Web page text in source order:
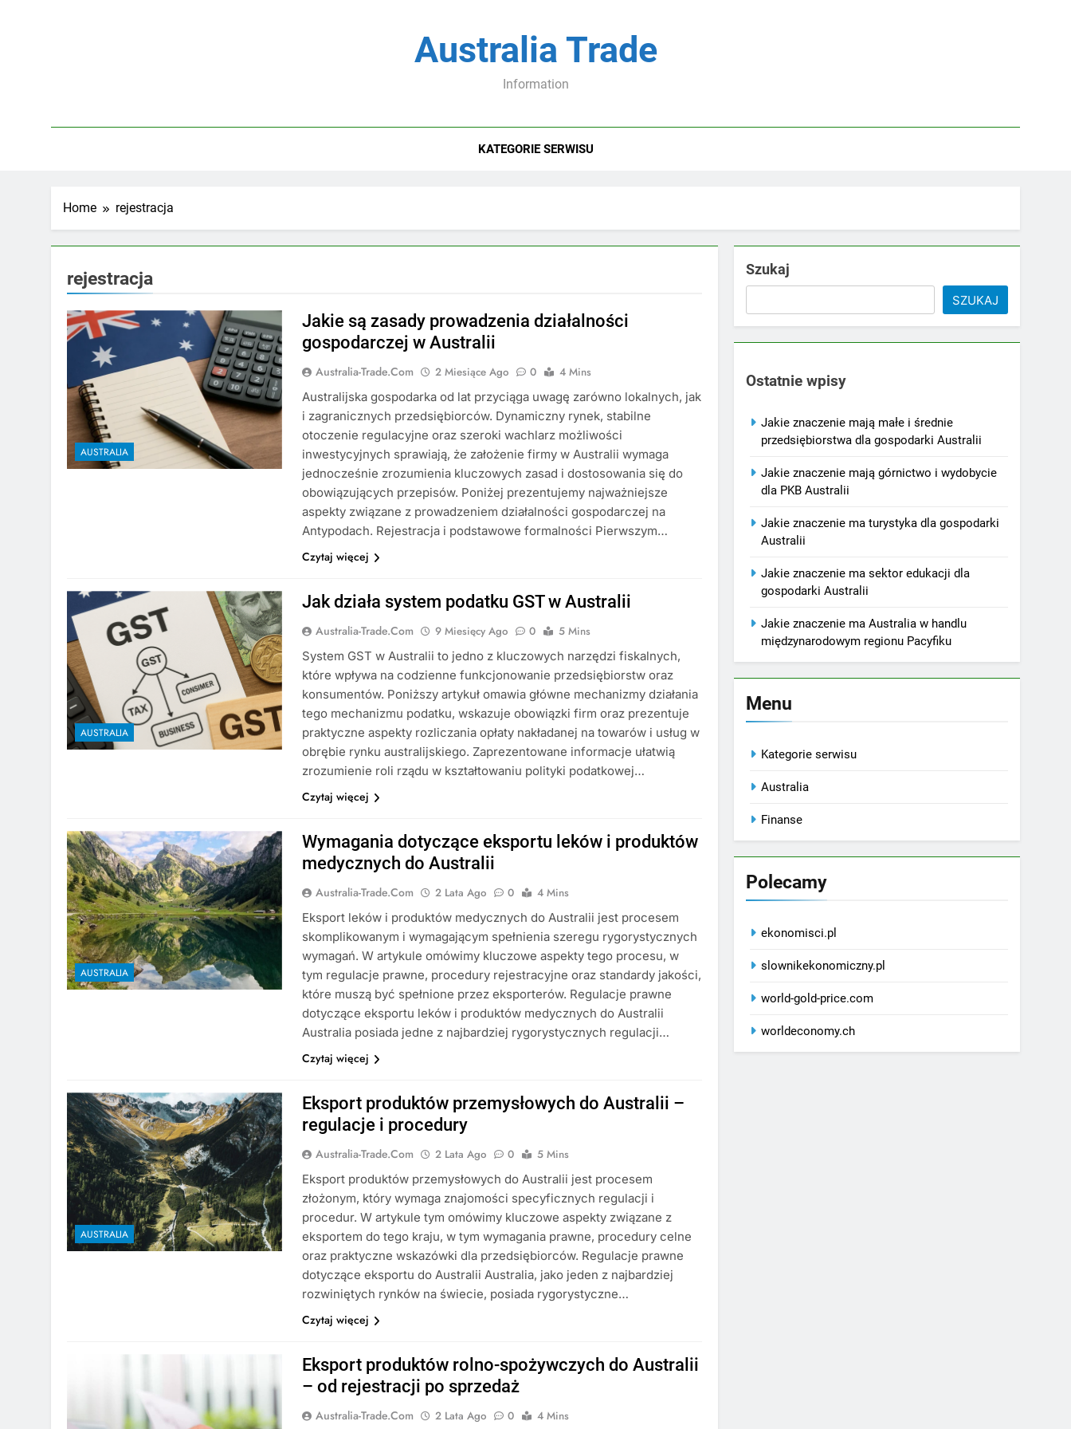
Australia Trade
Information
KATEGORIE SERWISU
Home rejestracja
rejestracja
AUSTRALIA
Jakie są zasady prowadzenia działalności
gospodarczej w Australii
Australia-Trade.com 2 Miesiące Ago 0
4 Mins
Australijska gospodarka od lat przyciąga uwagę zarówno lokalnych, jak
i zagranicznych przedsiębiorców. Dynamiczny rynek, stabilne
otoczenie regulacyjne oraz szeroki wachlarz możliwości
inwestycyjnych sprawiają, że założenie firmy w Australii wymaga
jednocześnie zrozumienia kluczowych zasad i dostosowania się do
obowiązujących przepisów. Poniżej prezentujemy najważniejsze
aspekty związane z prowadzeniem działalności gospodarczej na
Antypodach. Rejestracja i podstawowe formalności Pierwszym…
Czytaj więcej
AUSTRALIA
Jak działa system podatku GST w Australii
Australia-Trade.com 9 Miesięcy Ago 0
5 Mins
System GST w Australii to jedno z kluczowych narzędzi fiskalnych,
które wpływa na codzienne funkcjonowanie przedsiębiorstw oraz
konsumentów. Poniższy artykuł omawia główne mechanizmy działania
tego mechanizmu podatku, wskazuje obowiązki firm oraz prezentuje
praktyczne aspekty rozliczania opłaty nakładanej na towarów i usług w
obrębie rynku australijskiego. Zaprezentowane informacje ułatwią
zrozumienie roli rządu w kształtowaniu polityki podatkowej…
Czytaj więcej
AUSTRALIA
Wymagania dotyczące eksportu leków i produktów
medycznych do Australii
Australia-Trade.com 2 Lata Ago 0
4 Mins
Eksport leków i produktów medycznych do Australii jest procesem
skomplikowanym i wymagającym spełnienia szeregu rygorystycznych
wymagań. W artykule omówimy kluczowe aspekty tego procesu, w
tym regulacje prawne, procedury rejestracyjne oraz standardy jakości,
które muszą być spełnione przez eksporterów. Regulacje prawne
dotyczące eksportu leków i produktów medycznych do Australii
Australia posiada jedne z najbardziej rygorystycznych regulacji…
Czytaj więcej
AUSTRALIA
Eksport produktów przemysłowych do Australii –
regulacje i procedury
Australia-Trade.com 2 Lata Ago 0
5 Mins
Eksport produktów przemysłowych do Australii jest procesem
złożonym, który wymaga znajomości specyficznych regulacji i
procedur. W artykule tym omówimy kluczowe aspekty związane z
eksportem do tego kraju, w tym wymagania prawne, procedury celne
oraz praktyczne wskazówki dla przedsiębiorców. Regulacje prawne
dotyczące eksportu do Australii Australia, jako jeden z najbardziej
rozwiniętych rynków na świecie, posiada rygorystyczne…
Czytaj więcej
Eksport produktów rolno-spożywczych do Australii
– od rejestracji po sprzedaż
Australia-Trade.com 2 Lata Ago 0 4 Mins
Szukaj
SZUKAJ
Ostatnie wpisy
Jakie znaczenie mają małe i średnie
przedsiębiorstwa dla gospodarki Australii
Jakie znaczenie mają górnictwo i wydobycie
dla PKB Australii
Jakie znaczenie ma turystyka dla gospodarki
Australii
Jakie znaczenie ma sektor edukacji dla
gospodarki Australii
Jakie znaczenie ma Australia w handlu
międzynarodowym regionu Pacyfiku
Menu
Kategorie serwisu
Australia
Finanse
Polecamy
ekonomisci.pl
slownikekonomiczny.pl
world-gold-price.com
worldeconomy.ch